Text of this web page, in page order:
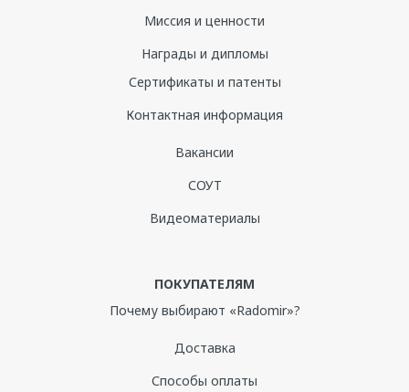
Миссия и ценности
Награды и дипломы
Сертификаты и патенты
Контактная информация
Вакансии
СОУТ
Видеоматериалы
ПОКУПАТЕЛЯМ
Почему выбирают «Radomir»?
Доставка
Способы оплаты